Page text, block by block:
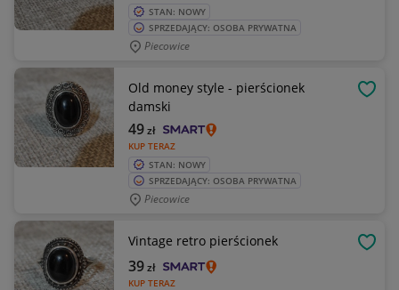
STAN: NOWY
SPRZEDAJĄCY: OSOBA PRYWATNA
Piecowice
Old money style - pierścionek
damski
KUP TERAZ
49zł
STAN: NOWY
SPRZEDAJĄCY: OSOBA PRYWATNA
Piecowice
Vintage retro pierścionek
KUP TERAZ
39zł